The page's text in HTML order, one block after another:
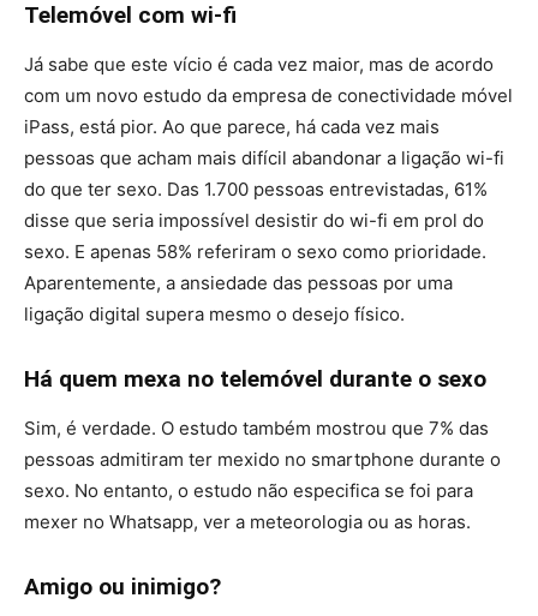
Telemóvel com wi-fi
Já sabe que este vício é cada vez maior, mas de acordo
com um novo estudo da empresa de conectividade móvel
iPass, está pior. Ao que parece, há cada vez mais
pessoas que acham mais difícil abandonar a ligação wi-fi
do que ter sexo. Das 1.700 pessoas entrevistadas, 61%
disse que seria impossível desistir do wi-fi em prol do
sexo. E apenas 58% referiram o sexo como prioridade.
Aparentemente, a ansiedade das pessoas por uma
ligação digital supera mesmo o desejo físico.
Há quem mexa no telemóvel durante o sexo
Sim, é verdade. O estudo também mostrou que 7% das
pessoas admitiram ter mexido no smartphone durante o
sexo. No entanto, o estudo não especifica se foi para
mexer no Whatsapp, ver a meteorologia ou as horas.
Amigo ou inimigo?